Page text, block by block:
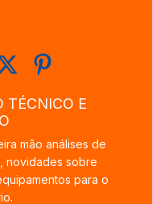
TÉCNICO E
mão análises de
novidades sobre
para o